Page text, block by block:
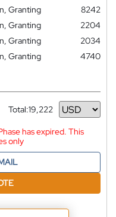
Granting
8242
Granting
2204
Granting
2034
Granting
4740
Total:19,222
Currency
has expired. This
only